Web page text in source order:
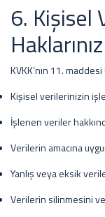
6. Kişisel
Haklarınız
KVKK’nın 11.
Kişisel verilerinizin
İşlenen veriler
Verilerin amacına
Yanlış veya eksik
Verilerin silinmesini